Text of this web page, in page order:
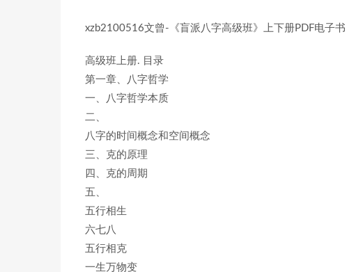
xzb2100516文曾-《盲派八字高级班》上下册PDF电子书
高级班上册. 目录
第一章、八字哲学
一、八字哲学本质
二、
八字的时间概念和空间概念
三、克的原理
四、克的周期
五、
五行相生
六七八
五行相克
一生万物变